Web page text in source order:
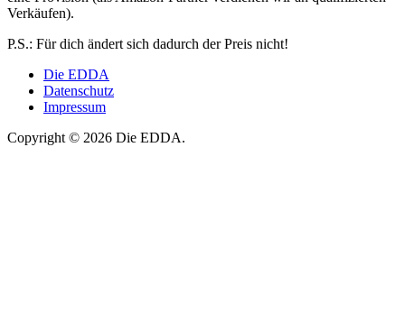
Verkäufen).
P.S.: Für dich ändert sich dadurch der Preis nicht!
Die EDDA
Datenschutz
Impressum
Copyright © 2026 Die EDDA.